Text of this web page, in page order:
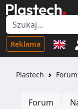
Reklama
Plastech Forum
Forum